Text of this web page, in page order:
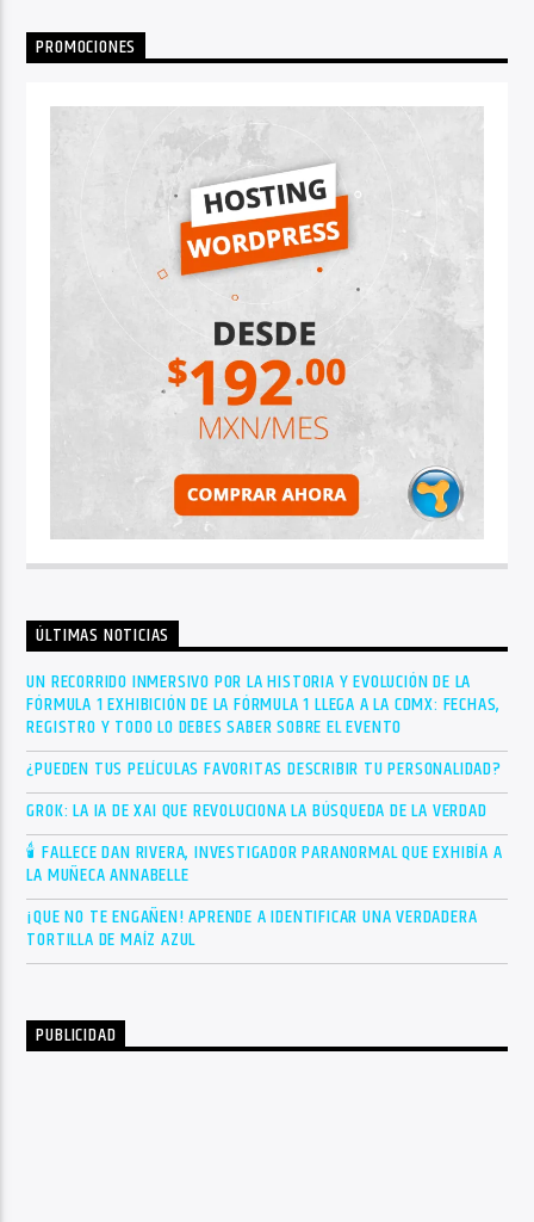
PROMOCIONES
ÚLTIMAS NOTICIAS
UN RECORRIDO INMERSIVO POR LA HISTORIA Y EVOLUCIÓN DE LA
FÓRMULA 1 EXHIBICIÓN DE LA FÓRMULA 1 LLEGA A LA CDMX: FECHAS,
REGISTRO Y TODO LO DEBES SABER SOBRE EL EVENTO
¿PUEDEN TUS PELÍCULAS FAVORITAS DESCRIBIR TU PERSONALIDAD?
GROK: LA IA DE XAI QUE REVOLUCIONA LA BÚSQUEDA DE LA VERDAD
🕯 FALLECE DAN RIVERA, INVESTIGADOR PARANORMAL QUE EXHIBÍA A
LA MUÑECA ANNABELLE
¡QUE NO TE ENGAÑEN! APRENDE A IDENTIFICAR UNA VERDADERA
TORTILLA DE MAÍZ AZUL
PUBLICIDAD